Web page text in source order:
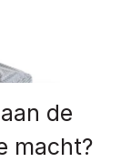
de
macht?